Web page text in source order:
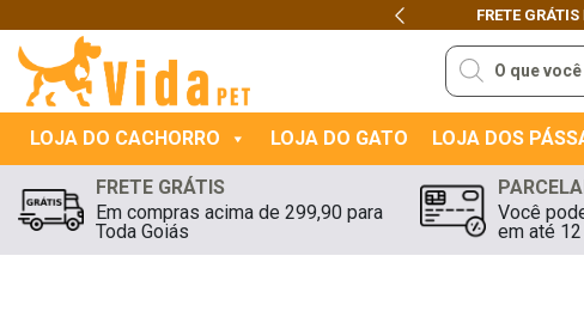
FRETE GRÁTIS
Previous
Pesquisar
produtos
LOJA DO CACHORRO LOJA DO GATO LOJA DOS
FRETE GRÁTIS
Em compras acima de 299,90 para
Toda Goiás
Você
em até